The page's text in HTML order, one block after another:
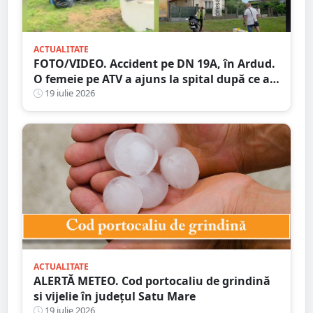
ACTUALITATE
FOTO/VIDEO. Accident pe DN 19A, în Ardud.
O femeie pe ATV a ajuns la spital după ce a
intrat în coliziune cu un motociclist
19 iulie 2026
ACTUALITATE
ALERTĂ METEO. Cod portocaliu de grindină
si vijelie în județul Satu Mare
19 iulie 2026